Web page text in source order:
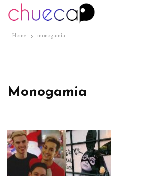
Home monogamia
Monogamia